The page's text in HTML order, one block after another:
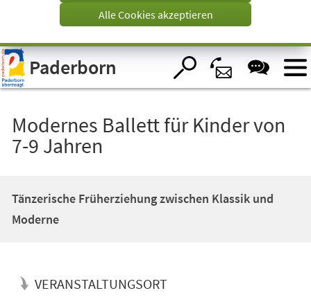
Visuelle
Assistenzsoftware
öffnen.
Alle Cookies akzeptieren
Paderborn
Modernes Ballett für Kinder von
7-9 Jahren
Tänzerische Früherziehung zwischen Klassik und
Moderne
VERANSTALTUNGSORT